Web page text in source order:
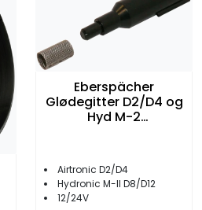
Eberspächer
Glødegitter D2/D4 og
Hyd M-2
Airtronic D2/D4
Hydronic M-II D8/D12
12/24V